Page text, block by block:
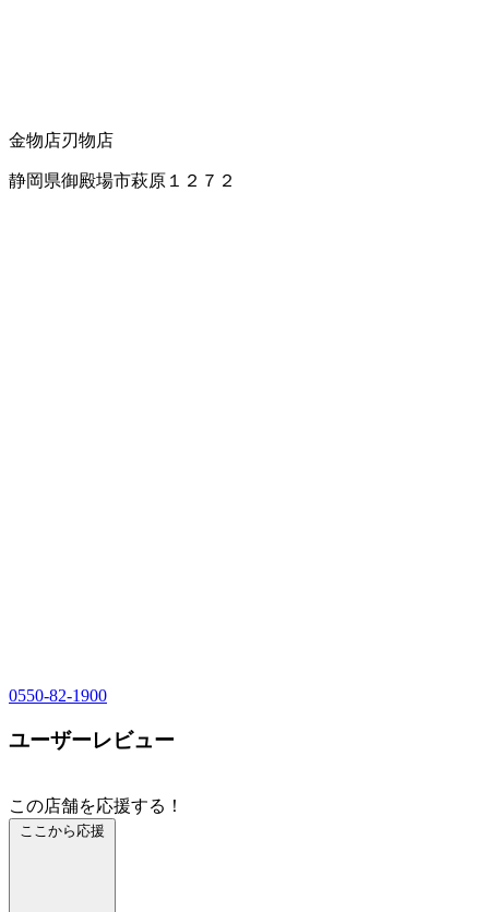
金物店刃物店
静岡県御殿場市萩原１２７２
0550-82-1900
ユーザーレビュー
この店舗を応援する！
ここから応援